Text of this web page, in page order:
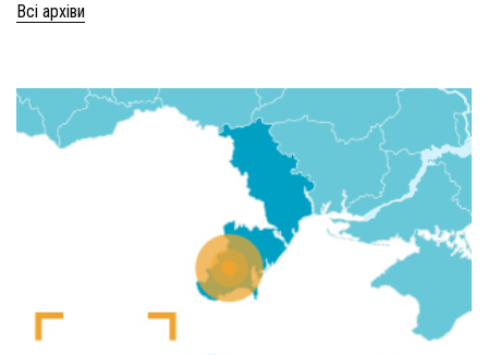
Всі архіви